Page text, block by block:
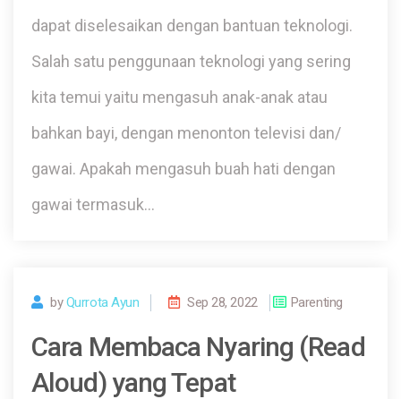
dapat diselesaikan dengan bantuan teknologi.
Salah satu penggunaan teknologi yang sering
kita temui yaitu mengasuh anak-anak atau
bahkan bayi, dengan menonton televisi dan/
gawai. Apakah mengasuh buah hati dengan
gawai termasuk…
byQurrota Ayun Sep 28, 2022 Parenting
Cara Membaca Nyaring (Read
Aloud) yang Tepat